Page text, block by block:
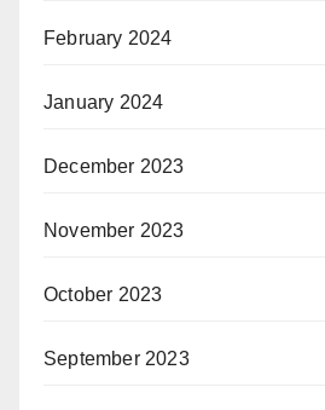
February 2024
January 2024
December 2023
November 2023
October 2023
September 2023